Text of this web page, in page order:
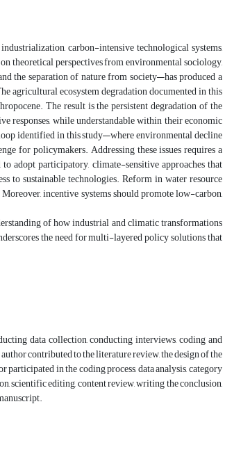
carbon-intensive technological systems,
theoretical perspectives from environmental sociology,
the separation of nature from society—has produced a
agricultural ecosystem degradation documented in this
The result is the persistent degradation of the
responses, while understandable within their economic
identified in this study—where environmental decline
for policymakers. Addressing these issues requires a
adopt participatory, climate-sensitive approaches that
to sustainable technologies. Reform in water resource
incentive systems should promote low-carbon,
of how industrial and climatic transformations
the need for multi-layered policy solutions that
data collection, conducting interviews, coding and
contributed to the literature review, the design of the
in the coding process, data analysis, category
scientific editing, content review, writing the conclusion,